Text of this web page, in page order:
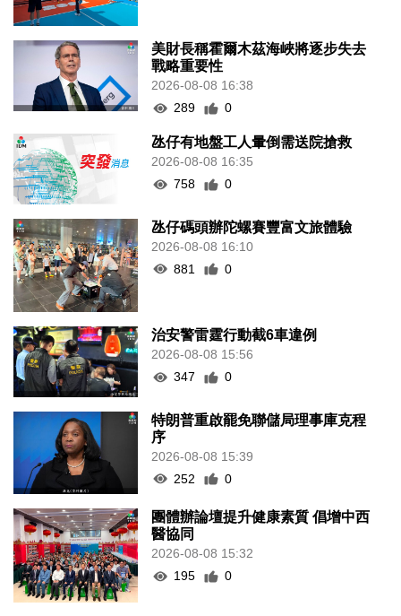
美財長稱霍爾木茲海峽將逐步失去
戰略重要性
2026-08-08 16:38
289
0
氹仔有地盤工人暈倒需送院搶救
2026-08-08 16:35
758
0
氹仔碼頭辦陀螺賽豐富文旅體驗
2026-08-08 16:10
881
0
治安警雷霆行動截6車違例
2026-08-08 15:56
347
0
特朗普重啟罷免聯儲局理事庫克程
序
2026-08-08 15:39
252
0
團體辦論壇提升健康素質 倡增中西
醫協同
2026-08-08 15:32
195
0